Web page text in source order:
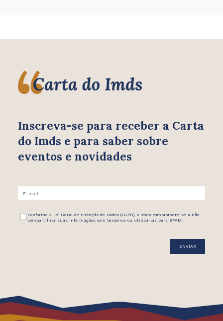
Inscreva-se para receber a Carta
do Imds e para saber sobre
eventos e novidades
Conforme a Lei Geral de Proteção de Dados (LGPD), o Imds compromete-se a não
compartilhar suas informações com terceiros ou utilizá-las para SPAM.